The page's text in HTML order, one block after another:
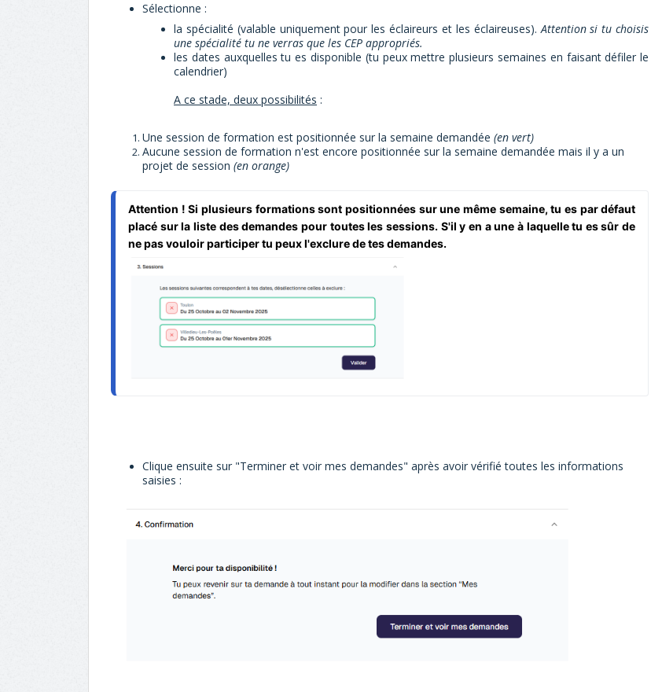
Sélectionne :
la spécialité (valable uniquement pour les éclaireurs et les éclaireuses).Attention si tu choisis
une spécialité tu ne verras que les CEP appropriés.
les dates auxquelles tu es disponible (tu peux mettre plusieurs semaines en faisant défiler le
calendrier)
A ce stade, deux possibilités :
Une session de formation est positionnée sur la semaine demandée (en vert)
Aucune session de formation n'est encore positionnée sur la semaine demandée mais il y a un
projet de session (en orange)
Attention ! Si plusieurs formations sont positionnées sur une même semaine, tu es par défaut
placé sur la liste des demandes pour toutes les sessions. S'il y en a une à laquelle tu es sûr de
ne pas vouloir participer tu peux l'exclure de tes demandes.
Clique ensuite sur "Terminer et voir mes demandes" après avoir vérifié toutes les informations
saisies :